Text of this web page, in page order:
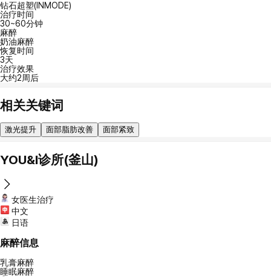
钻石超塑(INMODE)
治疗时间
30~60分钟
麻醉
奶油麻醉
恢复时间
3天
治疗效果
大约2周后
相关关键词
激光提升 面部脂肪改善 面部紧致
YOU&I诊所(釜山)
女医生治疗
中文
日语
麻醉信息
乳膏麻醉
睡眠麻醉